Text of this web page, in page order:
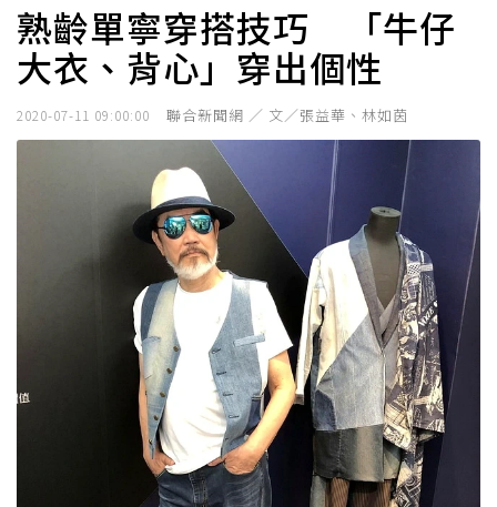
熟齡單寧穿搭技巧 「牛仔
大衣、背心」穿出個性
2020-07-11 09:00:00 聯合新聞網 ／ 文／張益華、林如茵